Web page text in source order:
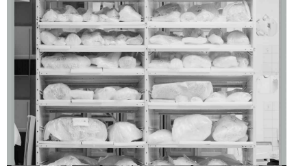
LA GRANDE
BARRIÈRE
LISIÈRES